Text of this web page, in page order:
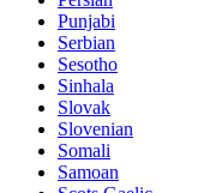
Punjabi
Serbian
Sesotho
Sinhala
Slovak
Slovenian
Somali
Samoan